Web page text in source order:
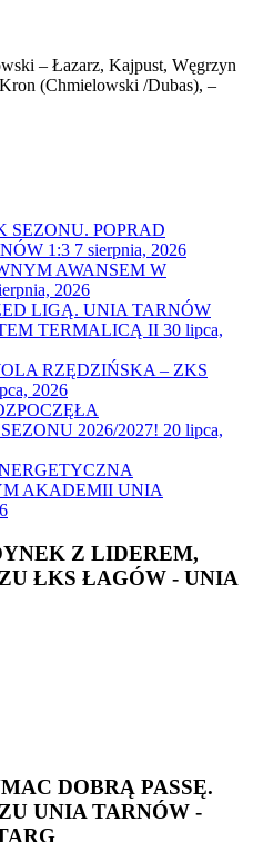
– Łazarz, Kajpust, Węgrzyn
(Chmielowski /Dubas), –
SEZONU. POPRAD
1:3 7 sierpnia, 2026
AWANSEM W
2026
LIGĄ. UNIA TARNÓW
TERMALICĄ II 30 lipca,
RZĘDZIŃSKA – ZKS
2026
2026/2027! 20 lipca,
AKADEMII UNIA
Z LIDEREM,
ŁKS ŁAGÓW - UNIA
DOBRĄ PASSĘ.
UNIA TARNÓW -